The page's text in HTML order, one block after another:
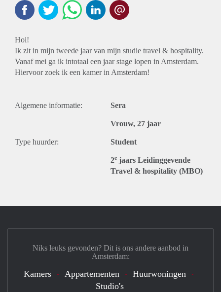
Hoi!
Ik zit in mijn tweede jaar van mijn studie travel & hospitality.
Vanaf mei ga ik intotaal een jaar stage lopen in Amsterdam.
Hiervoor zoek ik een kamer in Amsterdam!
Algemene informatie: Sera
Vrouw, 27 jaar
Type huurder: Student
2e jaars Leidinggevende
Travel & hospitality (MBO)
Niks leuks gevonden? Dit is ons andere aanbod in
Amsterdam:
Kamers Appartementen
Huurwoningen
Studio's